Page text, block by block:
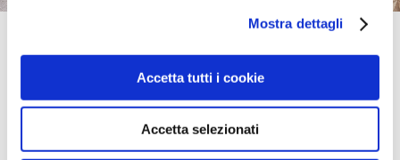
Mostra dettagli
Accetta tutti i cookie
Accetta selezionati
Connubia | Uzhorod
4A DOKUCHAJEVA,
003803122640415
take me here